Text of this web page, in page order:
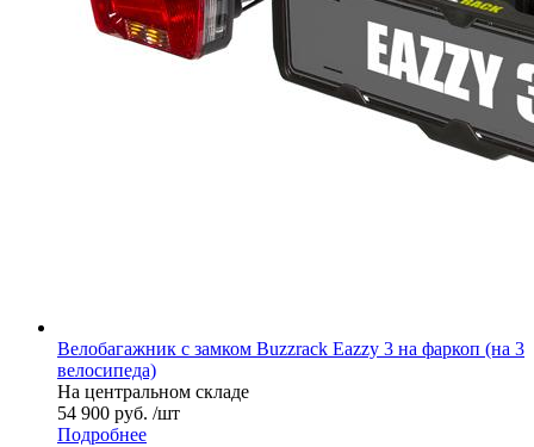
Велобагажник с замком Buzzrack Eazzy 3 на фаркоп (на 3
велосипеда)
На центральном складе
54 900 руб. /шт
Подробнее